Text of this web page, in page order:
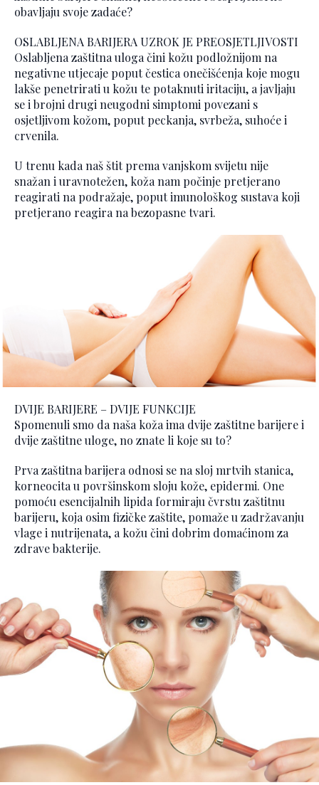
obavljaju svoje zadaće?
OSLABLJENA BARIJERA UZROK JE PREOSJETLJIVOSTI
Oslabljena zaštitna uloga čini kožu podložnijom na
negativne utjecaje poput čestica onečišćenja koje mogu
lakše penetrirati u kožu te potaknuti iritaciju, a javljaju
se i brojni drugi neugodni simptomi povezani s
osjetljivom kožom, poput peckanja, svrbeža, suhoće i
crvenila.
U trenu kada naš štit prema vanjskom svijetu nije
snažan i uravnotežen, koža nam počinje pretjerano
reagirati na podražaje, poput imunološkog sustava koji
pretjerano reagira na bezopasne tvari.
DVIJE BARIJERE – DVIJE FUNKCIJE
Spomenuli smo da naša koža ima dvije zaštitne barijere i
dvije zaštitne uloge, no znate li koje su to?
Prva zaštitna barijera odnosi se na sloj mrtvih stanica,
korneocita u površinskom sloju kože, epidermi. One
pomoću esencijalnih lipida formiraju čvrstu zaštitnu
barijeru, koja osim fizičke zaštite, pomaže u zadržavanju
vlage i nutrijenata, a kožu čini dobrim domaćinom za
zdrave bakterije.